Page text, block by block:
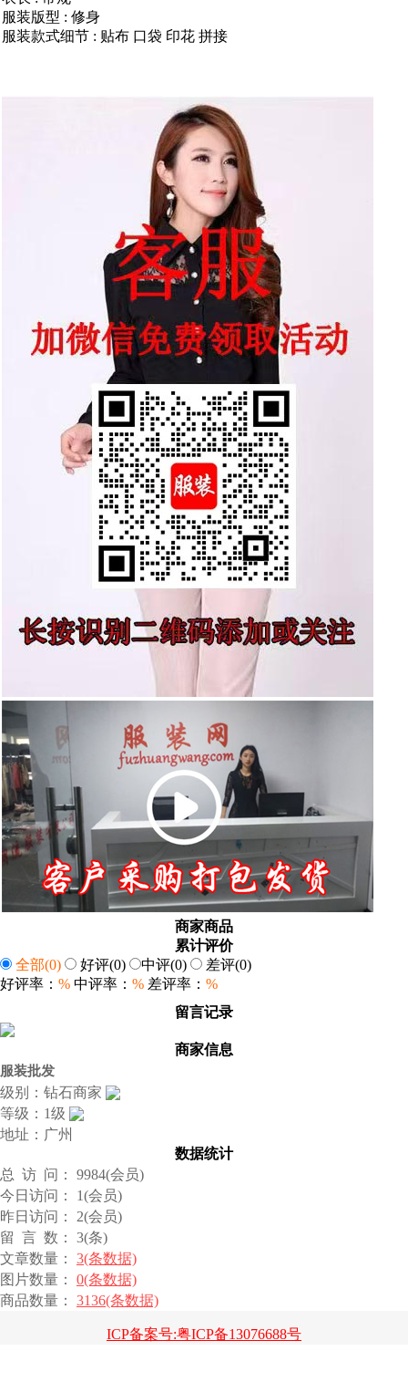
服装版型 : 修身
服装款式细节 : 贴布 口袋 印花 拼接
商家商品
累计评价
全部(0) 好评(0) 中评(0) 差评(0)
好评率： % 中评率： % 差评率： %
留言记录
商家信息
服装批发
级别：钻石商家
等级：1级
地址：广州
数据统计
总 访 问： 9984(会员)
今日访问： 1(会员)
昨日访问： 2(会员)
留 言 数： 3(条)
文章数量： 3(条数据)
图片数量： 0(条数据)
商品数量： 3136(条数据)
ICP备案号:粤ICP备13076688号